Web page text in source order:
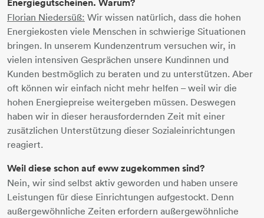
Florian Niedersüß: Wir wissen natürlich, dass die hohen
Energiekosten viele Menschen in schwierige Situationen
bringen. In unserem Kundenzentrum versuchen wir, in
vielen intensiven Gesprächen unsere Kundinnen und
Kunden bestmöglich zu beraten und zu unterstützen. Aber
oft können wir einfach nicht mehr helfen – weil wir die
hohen Energiepreise weitergeben müssen. Deswegen
haben wir in dieser herausfordernden Zeit mit einer
zusätzlichen Unterstützung dieser Sozialeinrichtungen
reagiert.
Weil diese schon auf eww zugekommen sind?
Nein, wir sind selbst aktiv geworden und haben unsere
Leistungen für diese Einrichtungen aufgestockt. Denn
außergewöhnliche Zeiten erfordern außergewöhnliche